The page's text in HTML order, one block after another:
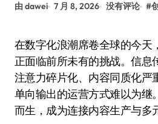
由 dawei 7 月 8, 2026 没有评论 #
在数字化浪潮席卷全球的今天，传统媒体运营模式
正面临前所未有的挑战。信息
注意力碎片化、内容同质化严
单向输出的运营方式难以为继
而生，成为连接内容生产与多